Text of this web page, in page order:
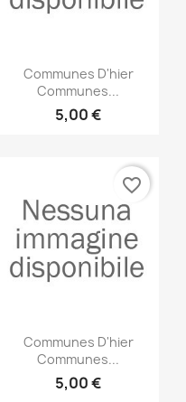
Anteprima
Communes D'hier
Communes...
5,00 €
Anteprima
Communes D'hier
Communes...
5,00 €
favorite_border